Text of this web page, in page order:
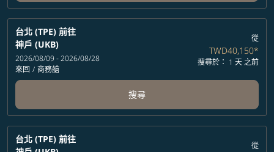
台北 (TPE) 前往
神戶 (UKB)
2026/08/09 - 2026/08/28
來回 / 商務艙
從
TWD40,150*
搜尋於： 1 天 之前
搜尋
台北 (TPE) 前往
從